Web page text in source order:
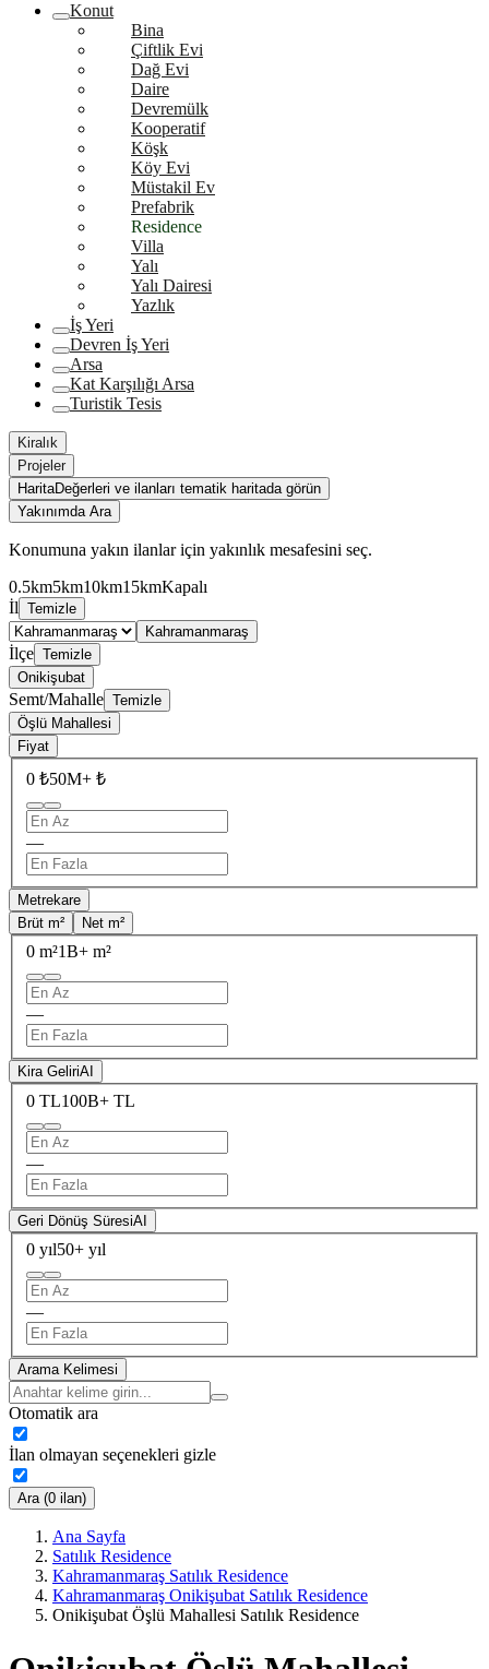
Konut
Bina
Çiftlik Evi
Dağ Evi
Daire
Devremülk
Kooperatif
Köşk
Köy Evi
Müstakil Ev
Prefabrik
Residence
Villa
Yalı
Yalı Dairesi
Yazlık
İş Yeri
Devren İş Yeri
Arsa
Kat Karşılığı Arsa
Turistik Tesis
Kiralık
Projeler
HaritaDeğerleri ve ilanları tematik haritada görün
Yakınımda Ara
Konumuna yakın ilanlar için yakınlık mesafesini seç.
0.5km5km10km15kmKapalı
İl Temizle
Kahramanmaraş
İlçe Temizle
Onikişubat
Semt/Mahalle Temizle
Öşlü Mahallesi
Fiyat
0 ₺50M+ ₺
—
Metrekare
Brüt m²
Net m²
0 m²1B+ m²
—
Kira GeliriAI
0 TL100B+ TL
—
Geri Dönüş SüresiAI
0 yıl50+ yıl
—
Arama Kelimesi
Otomatik ara
İlan olmayan seçenekleri gizle
Ara (0 ilan)
Ana Sayfa
Satılık Residence
Kahramanmaraş Satılık Residence
Kahramanmaraş Onikişubat Satılık Residence
Onikişubat Öşlü Mahallesi Satılık Residence